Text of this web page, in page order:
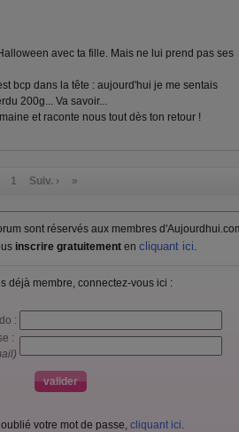
avec ta fille. Mais ne lui prend pas ses
bcp dans la tête : aujourd'hui je me sentais
200g... Va savoir...
et raconte nous tout dès ton retour !
1 Suiv. › »
sont réservés aux membres
inscrire gratuitementen cliquant ici.
déjà membre, connectez-vous ici :
:
:
votre mot de passe, cliquant ici.